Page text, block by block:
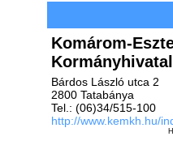
Komárom-
Kormányhivatal
Bárdos László utca 2
2800 Tatabánya
Tel.: (06)34/515-100
http://www.kemkh.hu/